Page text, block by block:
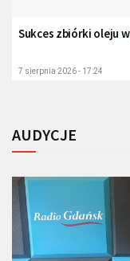
Sukces zbiórki oleju
7 sierpnia 2026 - 17:24
AUDYCJE